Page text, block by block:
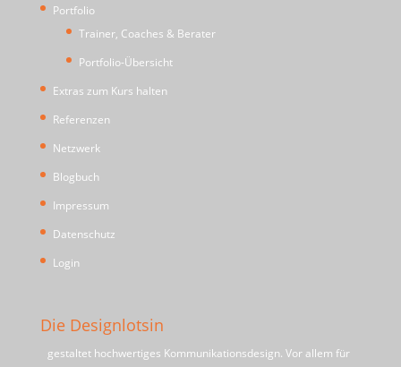
Portfolio
Trainer, Coaches & Berater
Portfolio-Übersicht
Extras zum Kurs halten
Referenzen
Netzwerk
Blogbuch
Impressum
Datenschutz
Login
Die Designlotsin
gestaltet hochwertiges Kommunikationsdesign. Vor allem für